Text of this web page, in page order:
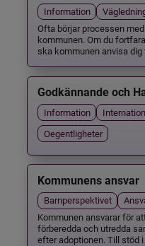
Information
Ofta börjar processen
kommunen. Om du
ska kommunen anvisa dig
Godkännande och
Information
Oegentligheter
Kommunens ansvar
Barnperspektivet
Kommunen ansvarar för
förberedda och utredda
efter adoptionen. Till stöd i